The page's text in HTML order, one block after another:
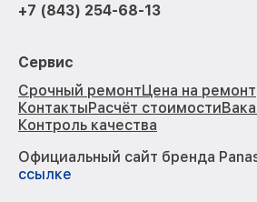
+7 (843) 254-68-13
Сервис
Срочный ремонтЦена на ремонт
КонтактыРасчёт стоимости
Контроль качества
Официальный сайт бренда
ссылке